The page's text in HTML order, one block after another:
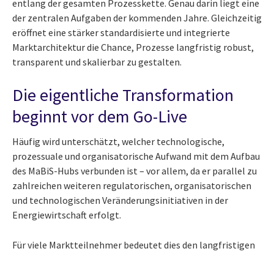
entlang der gesamten Prozesskette. Genau darin liegt eine
der zentralen Aufgaben der kommenden Jahre. Gleichzeitig
eröffnet eine stärker standardisierte und integrierte
Marktarchitektur die Chance, Prozesse langfristig robust,
transparent und skalierbar zu gestalten.
Die eigentliche Transformation
beginnt vor dem Go-Live
Häufig wird unterschätzt, welcher technologische,
prozessuale und organisatorische Aufwand mit dem Aufbau
des MaBiS-Hubs verbunden ist – vor allem, da er parallel zu
zahlreichen weiteren regulatorischen, organisatorischen
und technologischen Veränderungsinitiativen in der
Energiewirtschaft erfolgt.
Für viele Marktteilnehmer bedeutet dies den langfristigen